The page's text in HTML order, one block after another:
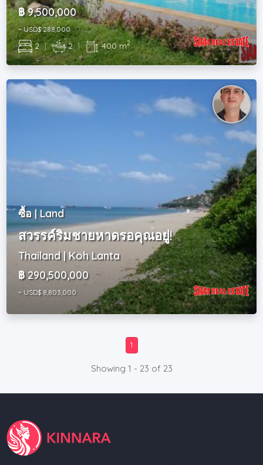
฿ 9,500,000
~ USD$ 288,000
2 | 2 | 400 m2
ซื้อ | Land
สวรรค์ริมชายหาดรอคุณอยู่!
Thailand | Koh Lanta
฿ 290,500,000
~ USD$ 8,803,000
1
Showing 1 - 23 of 23